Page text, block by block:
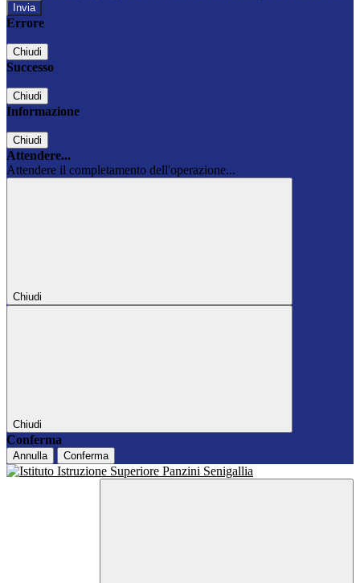
Errore
Chiudi
Successo
Chiudi
Informazione
Chiudi
Attendere...
Attendere il completamento dell'operazione...
Chiudi
Chiudi
Conferma
Annulla Conferma